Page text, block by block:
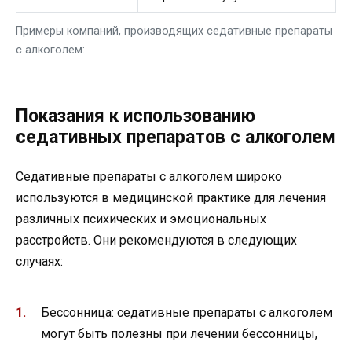
Примеры компаний, производящих седативные препараты
с алкоголем:
Показания к использованию
седативных препаратов с алкоголем
Седативные препараты с алкоголем широко
используются в медицинской практике для лечения
различных психических и эмоциональных
расстройств. Они рекомендуются в следующих
случаях:
Бессонница: седативные препараты с алкоголем
могут быть полезны при лечении бессонницы,